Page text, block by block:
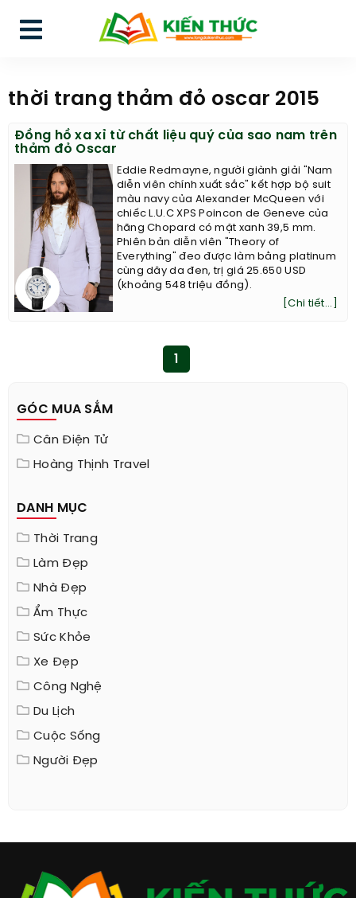
thời trang thảm đỏ oscar 2015
Đồng hồ xa xỉ từ chất liệu quý của sao nam trên
thảm đỏ Oscar
Eddie Redmayne, người giành giải "Nam
diễn viên chính xuất sắc" kết hợp bộ suit
màu navy của Alexander McQueen với
chiếc L.U.C XPS Poincon de Geneve của
hãng Chopard có mặt xanh 39,5 mm.
Phiên bản diễn viên "Theory of
Everything" đeo được làm bằng platinum
cùng dây da đen, trị giá 25.650 USD
(khoảng 548 triệu đồng).
[Chi tiết...]
GÓC MUA SẮM
Cân Điện Tử
Hoàng Thịnh Travel
DANH MỤC
Thời Trang
Làm Đẹp
Nhà Đẹp
Ẩm Thực
Sức Khỏe
Xe Đẹp
Công Nghệ
Du Lịch
Cuộc Sống
Người Đẹp